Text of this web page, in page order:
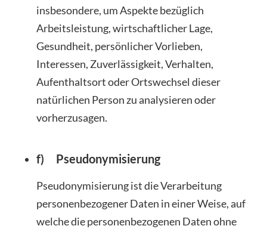
insbesondere, um Aspekte bezüglich
Arbeitsleistung, wirtschaftlicher Lage,
Gesundheit, persönlicher Vorlieben,
Interessen, Zuverlässigkeit, Verhalten,
Aufenthaltsort oder Ortswechsel dieser
natürlichen Person zu analysieren oder
vorherzusagen.
f) Pseudonymisierung
Pseudonymisierung ist die Verarbeitung
personenbezogener Daten in einer Weise, auf
welche die personenbezogenen Daten ohne